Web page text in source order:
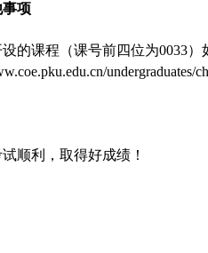
事项
的课程（课号前四位为0033）
undergraduates/
顺利，取得好成绩！